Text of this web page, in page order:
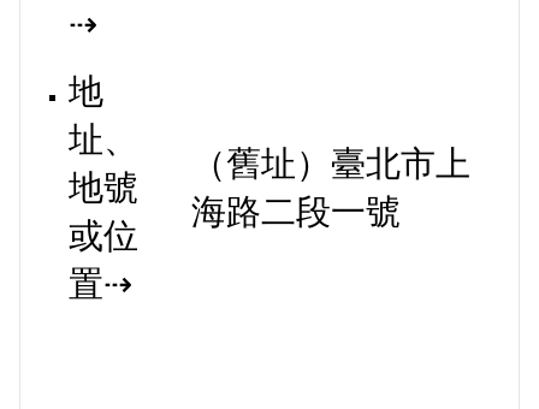
⇢
地
址、
地號
或位
置⇢
（舊址）臺北市上
海路二段一號